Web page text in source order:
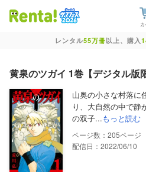
レンタル55万冊以上、購入
黄泉のツガイ 1巻【デジタル版
山奥の小さな村落に
り、大自然の中で静
の双子...もっと読む
205
配信日：2022/06/10